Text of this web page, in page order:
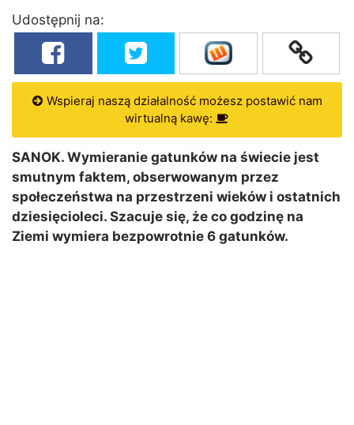
Udostępnij na:
Wspieraj naszą działalność możesz postawić nam
wirtualną kawę:
SANOK. Wymieranie gatunków na świecie jest
smutnym faktem, obserwowanym przez
społeczeństwa na przestrzeni wieków i ostatnich
dziesięcioleci. Szacuje się, że co godzinę na
Ziemi wymiera bezpowrotnie 6 gatunków.